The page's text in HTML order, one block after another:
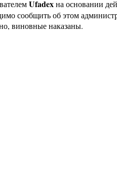
Ufadexна основании
сообщить об этом
виновные наказаны.